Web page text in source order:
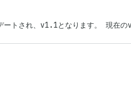
ートされ、v1.1となります。 現在